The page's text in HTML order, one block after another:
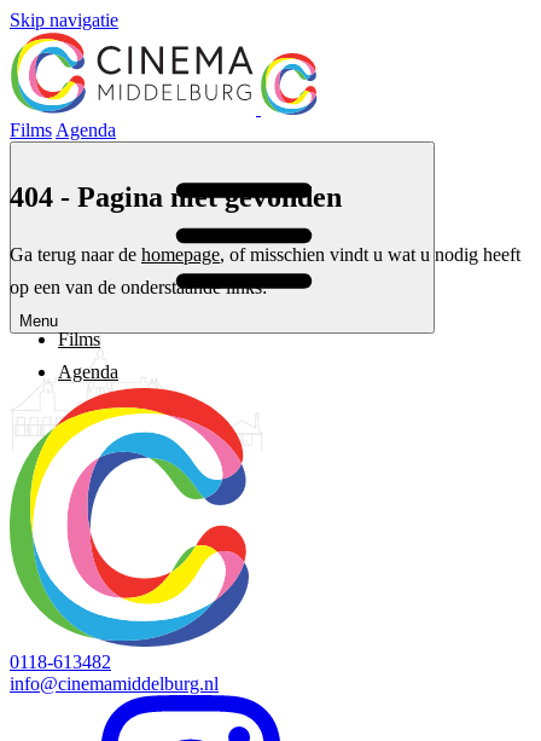
Skip navigatie
Films Agenda
Menu
404 - Pagina niet gevonden
Ga terug naar de homepage, of misschien vindt u wat u nodig heeft
op een van de onderstaande links:
Films
Agenda
0118-613482
info@cinemamiddelburg.nl